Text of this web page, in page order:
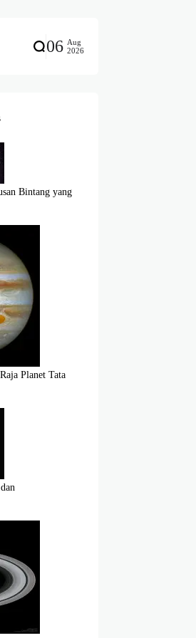
06 Aug
2026
Bintang yang
Planet Tata